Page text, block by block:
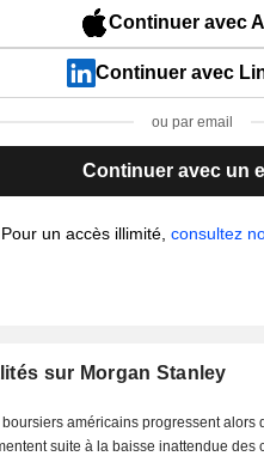
Continuer avec
Continuer avec
ou par email
Continuer avec un
Pour un accès illimité,consultez
sur Morgan Stanley
boursiers américains progressent alors
suite à la baisse inattendue des